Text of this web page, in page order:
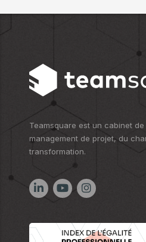
Teamsquare est un cabinet
management de projet, du
transformation.